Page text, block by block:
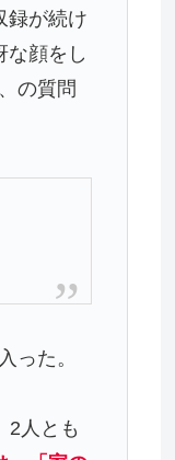
録が続け
な顔をし
の質問
った。
2人とも